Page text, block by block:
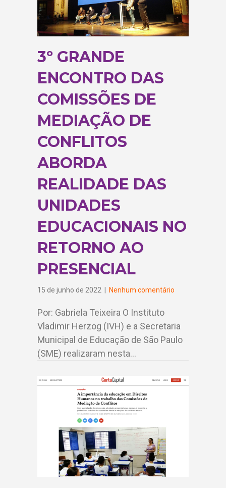
3º GRANDE
ENCONTRO DAS
COMISSÕES DE
MEDIAÇÃO DE
CONFLITOS
ABORDA
REALIDADE DAS
UNIDADES
EDUCACIONAIS NO
RETORNO AO
PRESENCIAL
15 de junho de 2022 Nenhum comentário
Por: Gabriela Teixeira O Instituto
Vladimir Herzog (IVH) e a Secretaria
Municipal de Educação de São Paulo
(SME) realizaram nesta…